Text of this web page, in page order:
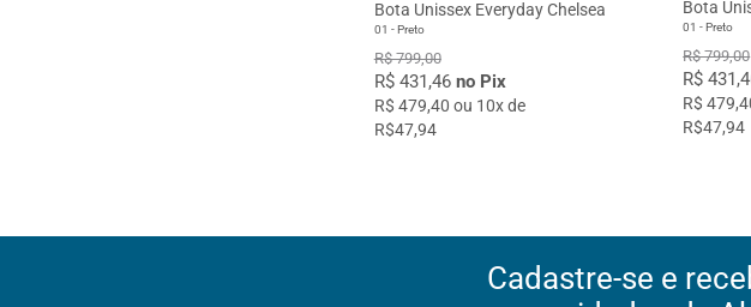
Bota Unissex Everyday Chelsea
01 - Preto
R$ 799,00
R$ 431,46 no Pix
R$ 479,40 ou 10x de
R$47,94
Bota
01 - Preto
R$ 799,00
R$
R$
R$47,94
Cadastre-se e